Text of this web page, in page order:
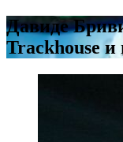
Давиде
Trackhouse и